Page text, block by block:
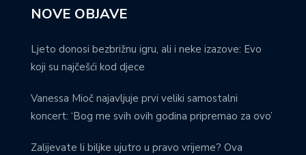
NOVE OBJAVE
Ljeto donosi bezbrižnu igru, ali i neke izazove: Evo
koji su najčešći kod djece
Vanessa Mioč najavljuje prvi veliki samostalni
koncert: ‘Bog me svih ovih godina pripremao za ovo’
Zalijevate li biljke ujutro u pravo vrijeme? Ova